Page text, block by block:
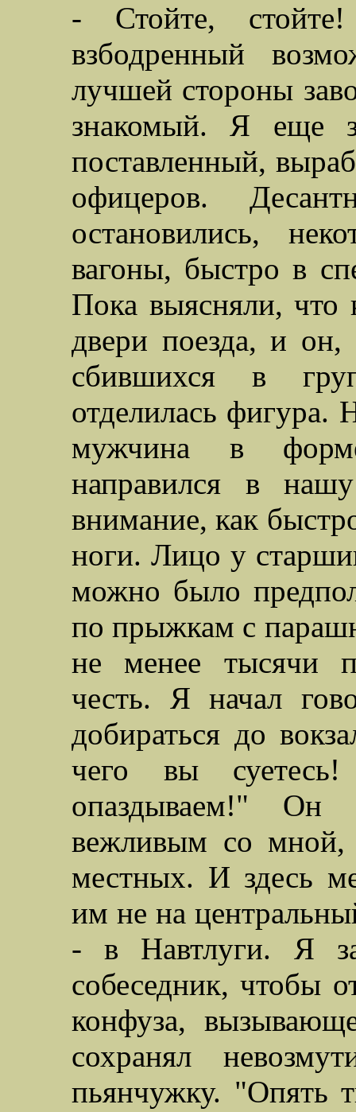
- Стойте,
взбодренный
лучшей стороны
знакомый. Я еще
поставленный,
офицеров.
остановились,
вагоны, быстро в
Пока выясняли, что
двери поезда, и
сбившихся в
отделилась фигура.
мужчина в
направился в
внимание, как
ноги. Лицо у
можно было
по прыжкам с
не менее тысячи
честь. Я начал
добираться до
чего вы
опаздываем!" Он
вежливым со мной,
местных. И здесь
им не на
- в Навтлуги. Я
собеседник, чтобы
конфуза,
сохранял
пьянчужку. "Опять